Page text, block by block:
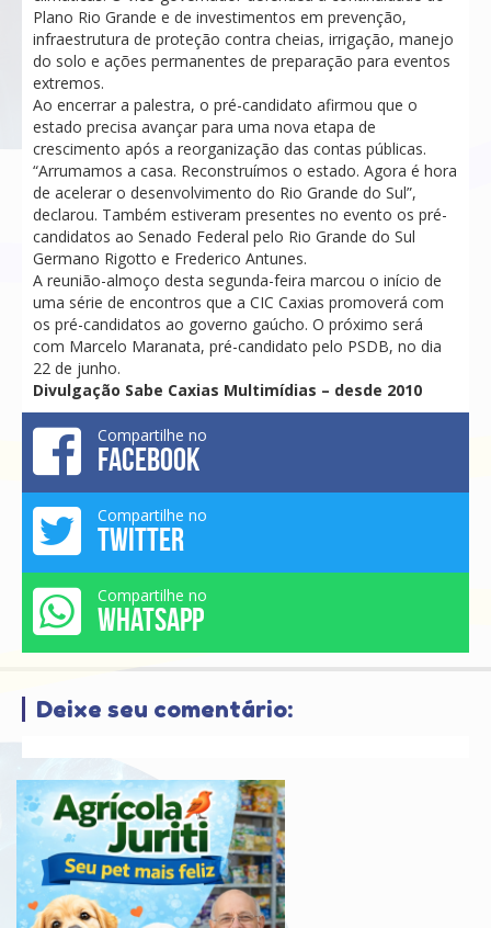
Plano Rio Grande e de investimentos em prevenção,
infraestrutura de proteção contra cheias, irrigação, manejo
do solo e ações permanentes de preparação para eventos
extremos.
Ao encerrar a palestra, o pré-candidato afirmou que o
estado precisa avançar para uma nova etapa de
crescimento após a reorganização das contas públicas.
“Arrumamos a casa. Reconstruímos o estado. Agora é hora
de acelerar o desenvolvimento do Rio Grande do Sul”,
declarou. Também estiveram presentes no evento os pré-
candidatos ao Senado Federal pelo Rio Grande do Sul
Germano Rigotto e Frederico Antunes.
A reunião-almoço desta segunda-feira marcou o início de
uma série de encontros que a CIC Caxias promoverá com
os pré-candidatos ao governo gaúcho. O próximo será
com Marcelo Maranata, pré-candidato pelo PSDB, no dia
22 de junho.
Divulgação Sabe Caxias Multimídias – desde 2010
Compartilhe no
FACEBOOK
Compartilhe no
TWITTER
Compartilhe no
WHATSAPP
Deixe seu comentário: